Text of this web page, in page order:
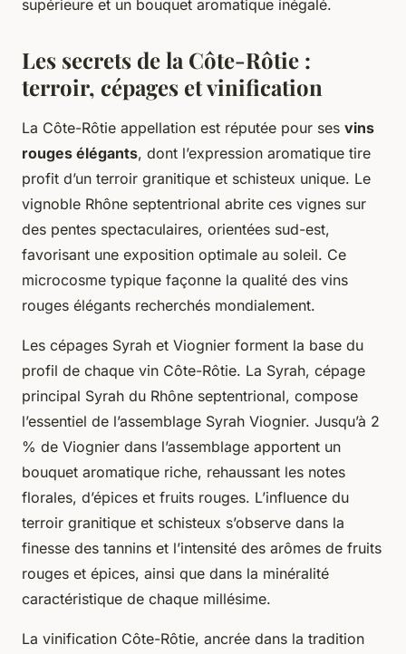
supérieure et un bouquet aromatique inégalé.
Les secrets de la Côte-Rôtie :
terroir, cépages et vinification
La Côte-Rôtie appellation est réputée pour ses vins
rouges élégants, dont l’expression aromatique tire
profit d’un terroir granitique et schisteux unique. Le
vignoble Rhône septentrional abrite ces vignes sur
des pentes spectaculaires, orientées sud-est,
favorisant une exposition optimale au soleil. Ce
microcosme typique façonne la qualité des vins
rouges élégants recherchés mondialement.
Les cépages Syrah et Viognier forment la base du
profil de chaque vin Côte-Rôtie. La Syrah, cépage
principal Syrah du Rhône septentrional, compose
l’essentiel de l’assemblage Syrah Viognier. Jusqu’à 2
% de Viognier dans l’assemblage apportent un
bouquet aromatique riche, rehaussant les notes
florales, d’épices et fruits rouges. L’influence du
terroir granitique et schisteux s’observe dans la
finesse des tannins et l’intensité des arômes de fruits
rouges et épices, ainsi que dans la minéralité
caractéristique de chaque millésime.
La vinification Côte-Rôtie, ancrée dans la tradition